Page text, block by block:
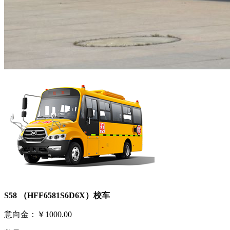
S58 （HFF6581S6D6X）校车
意向金： ￥1000.00